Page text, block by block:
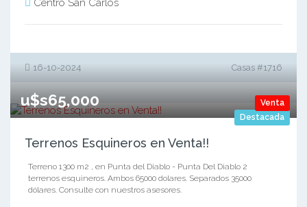
Centro San Carlos
16-10-2024 Casas #1716
Destacada
Venta
u$s65,000
Terrenos Esquineros en Venta!!
Terreno 1300 m2 , en Punta del Diablo - Punta Del Diablo 2
terrenos esquineros. Ambos 65000 dolares. Separados 35000
dólares. Consulte con nuestros asesores.